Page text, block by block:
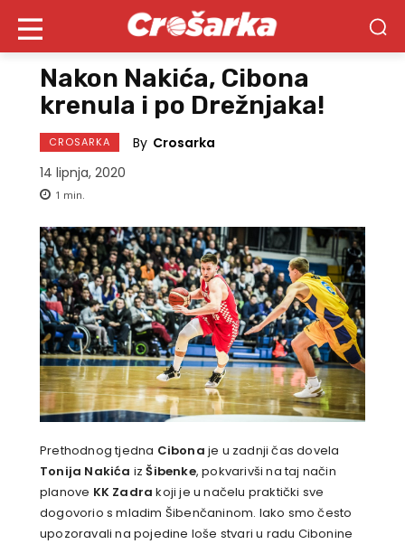
Nakon Nakića, Cibona
krenula i po Drežnjaka!
CROSARKA By Crosarka
14 lipnja, 2020
1 min.
Prethodnog tjedna Cibona je u zadnji čas dovela
Tonija Nakića izŠibenke, pokvarivši na taj način
planove KK Zadra koji je u načelu praktički sve
dogovorio s mladim Šibenčaninom. Iako smo često
upozoravali na pojedine loše stvari u radu Cibonine